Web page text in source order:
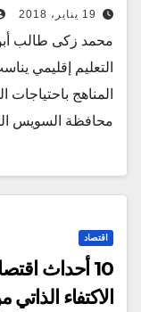
19 يناير، 2018
محمد زكى طالب
التعليم إقليمي
المناهج باحتياجات
محافظة السويس
اقتصاد
الاكتفاء